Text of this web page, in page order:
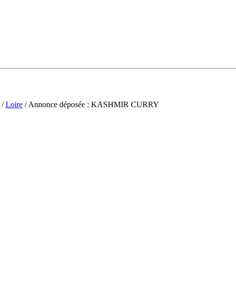
/Loire / Annonce déposée : KASHMIR CURRY